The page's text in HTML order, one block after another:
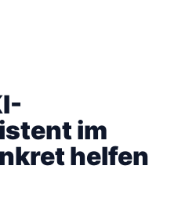
im
helfen